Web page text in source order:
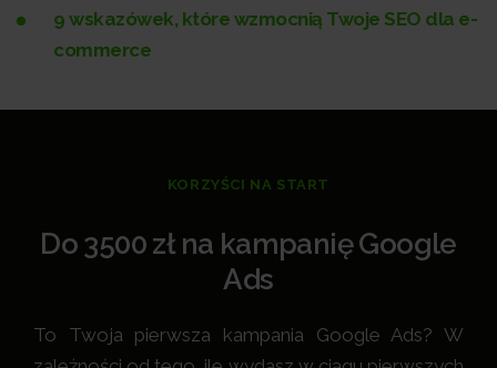
9 wskazówek, które wzmocnią Twoje SEO dla e-
commerce
KORZYŚCI NA START
Do 3500 zł na kampanię Google
Ads
To Twoja pierwsza kampania Google Ads? W